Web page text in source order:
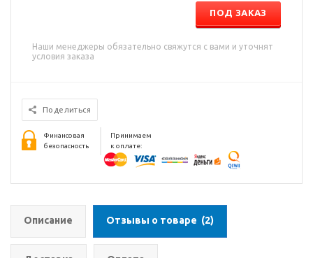
ПОД ЗАКАЗ
Наши менеджеры обязательно свяжутся с вами и уточнят
условия заказа
Поделиться
Финансовая
безопасность
Принимаем
к оплате:
Описание Отзывы о товаре (2)